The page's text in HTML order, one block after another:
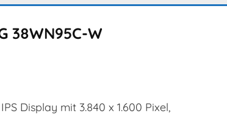
38WN95C-W
Display mit 3.840 x 1.600 Pixel,